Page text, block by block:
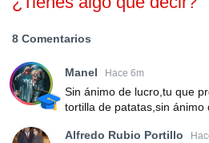
8 Comentarios
Manel Hace 6m
Sin ánimo de lucro,tu que
tortilla de patatas,sin ánimo
Alfredo Rubio Portillo